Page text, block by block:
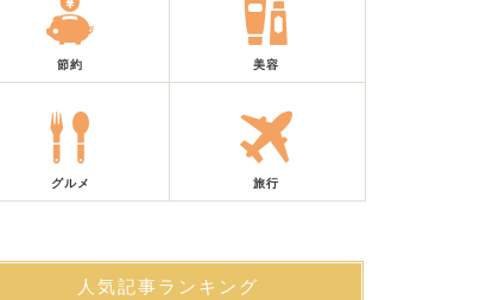
節約 美容
グルメ 旅行
人気記事ランキング